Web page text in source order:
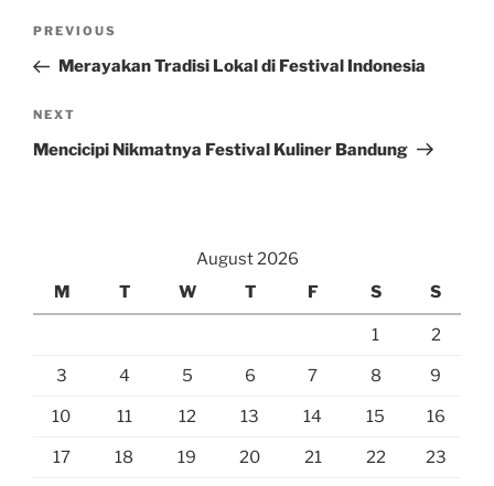
Previous
Post
PREVIOUS
Merayakan Tradisi Lokal di Festival Indonesia
Next
Post
NEXT
Mencicipi Nikmatnya Festival Kuliner Bandung
August 2026
M
T W T F S S
1 2
3 4 5 6 7 8 9
10 11 12 13 14 15 16
17 18 19 20 21 22 23